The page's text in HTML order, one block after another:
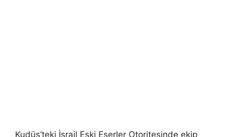
Kudüs’teki İsrail Eski Eserler Otoritesinde ekip